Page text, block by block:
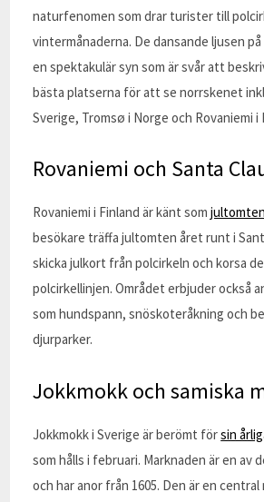
naturfenomen som drar turister till
vintermånaderna. De dansande ljusen
en spektakulär syn som är svår att
bästa platserna för att se norrskenet
Sverige, Tromsø i Norge och Rovaniemi i
Rovaniemi och Santa
Rovaniemi i Finland är känt som
besökare träffa jultomten året runt i
skicka julkort från polcirkeln och korsa
polcirkellinjen. Området erbjuder också
som hundspann, snöskoteråkning och
djurparker.
Jokkmokk och samiska
Jokkmokk i Sverige är berömt försin
som hålls i februari. Marknaden är en av
och har anor från 1605. Den är en